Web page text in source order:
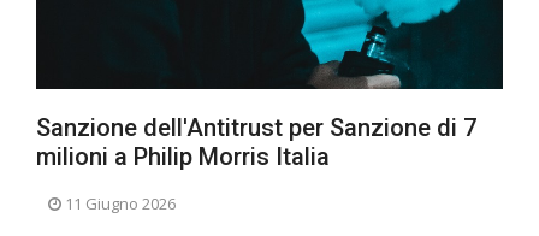
Sanzione dell'Antitrust per Sanzione di 7
milioni a Philip Morris Italia
11 Giugno 2026